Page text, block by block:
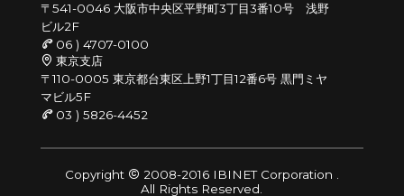
〒541-0046 大阪市中央区平野町3丁目3番10号 浅野
ビル2F
06 ) 4707-0100
東京支店
〒110-0005 東京都台東区上野1丁目12番6号 黒門ミヤ
マビル5F
03 ) 5826-4452
Copyright
2008-2016 IBINET Corporation .
All Rights Reserved.